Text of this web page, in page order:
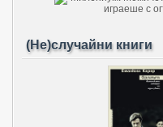
(Не)случайни книги